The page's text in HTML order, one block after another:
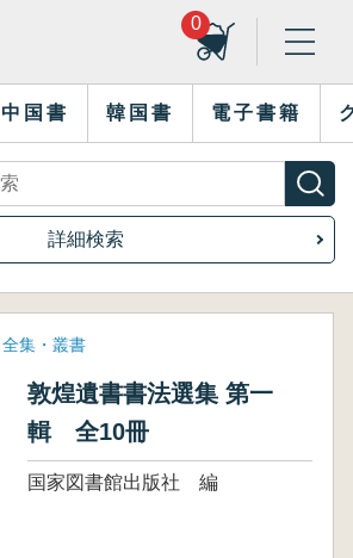
0
中国書 韓国書 電子書籍
詳細検索
全集・叢書
敦煌遺書書法選集 第一
輯 全10冊
国家図書館出版社 編